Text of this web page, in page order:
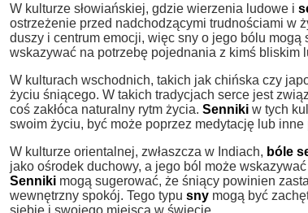
W kulturze słowiańskiej, gdzie wierzenia ludowe i
ostrzeżenie przed nadchodzącymi trudnościami w
duszy i centrum emocji, więc sny o jego bólu
wskazywać na potrzebę pojednania z kimś bliskim
W kulturach wschodnich, takich jak chińska czy
życiu śniącego. W takich tradycjach serce jest
coś zakłóca naturalny rytm życia. Senniki w tych
swoim życiu, być może poprzez medytację lub
W kulturze orientalnej, zwłaszcza w Indiach, bóle
jako ośrodek duchowy, a jego ból może
Senniki mogą sugerować, że śniący powinien
wewnętrzny spokój. Tego typu sny mogą być
siebie i swojego miejsca w świecie.